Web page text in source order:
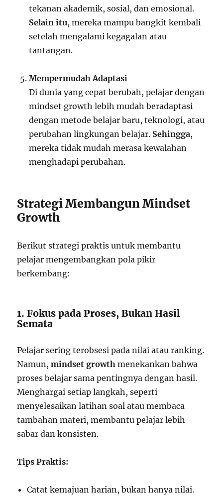
tekanan akademik, sosial, dan emosional.
Selain itu, mereka mampu bangkit kembali
setelah mengalami kegagalan atau
tantangan.
Mempermudah Adaptasi
Di dunia yang cepat berubah, pelajar dengan
mindset growth lebih mudah beradaptasi
dengan metode belajar baru, teknologi, atau
perubahan lingkungan belajar. Sehingga,
mereka tidak mudah merasa kewalahan
menghadapi perubahan.
Strategi Membangun Mindset
Growth
Berikut strategi praktis untuk membantu
pelajar mengembangkan pola pikir
berkembang:
1. Fokus pada Proses, Bukan Hasil
Semata
Pelajar sering terobsesi pada nilai atau ranking.
Namun,mindset growth menekankan bahwa
proses belajar sama pentingnya dengan hasil.
Menghargai setiap langkah, seperti
menyelesaikan latihan soal atau membaca
tambahan materi, membantu pelajar lebih
sabar dan konsisten.
Tips Praktis:
Catat kemajuan harian, bukan hanya nilai.